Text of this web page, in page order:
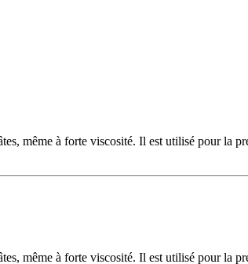
même à forte viscosité. Il est utilisé pour la
même à forte viscosité. Il est utilisé pour la